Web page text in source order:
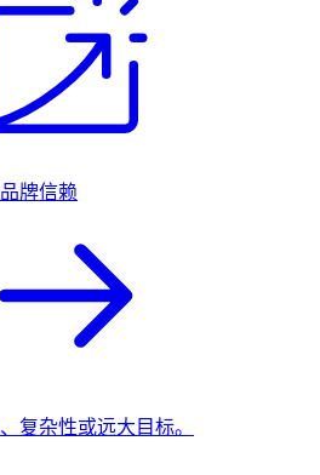
牌信赖
复杂性或远大目标。